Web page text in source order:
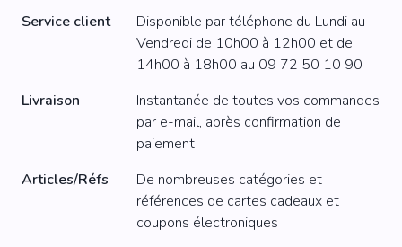
Service client
Disponible par téléphone du Lundi au
Vendredi de 10h00 à 12h00 et de
14h00 à 18h00 au 09 72 50 10 90
Livraison
Instantanée de toutes vos commandes
par e-mail, après confirmation de
paiement
Articles/Réfs
De nombreuses catégories et
références de cartes cadeaux et
coupons électroniques